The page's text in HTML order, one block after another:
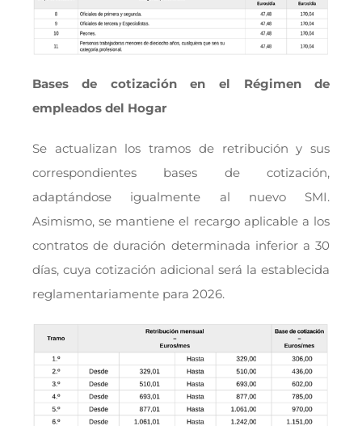
Bases de cotización en el Régimen de
empleados del Hogar
Se actualizan los tramos de retribución y sus
correspondientes bases de cotización,
adaptándose igualmente al nuevo SMI.
Asimismo, se mantiene el recargo aplicable a los
contratos de duración determinada inferior a 30
días, cuya cotización adicional será la establecida
reglamentariamente para 2026.